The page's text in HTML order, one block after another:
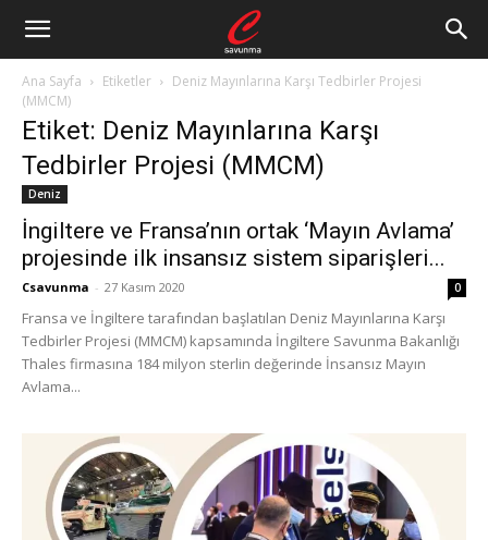
Ana Sayfa Etiketler
Deniz Mayınlarına Karşı Tedbirler Projesi
(MMCM)
Etiket: Deniz Mayınlarına Karşı
Tedbirler Projesi (MMCM)
Deniz
İngiltere ve Fransa’nın ortak ‘Mayın Avlama’
projesinde ilk insansız sistem siparişleri...
Csavunma - 27 Kasım 2020 0
Fransa ve İngiltere tarafından başlatılan Deniz Mayınlarına Karşı
Tedbirler Projesi (MMCM) kapsamında İngiltere Savunma Bakanlığı
Thales firmasına 184 milyon sterlin değerinde İnsansız Mayın
Avlama...